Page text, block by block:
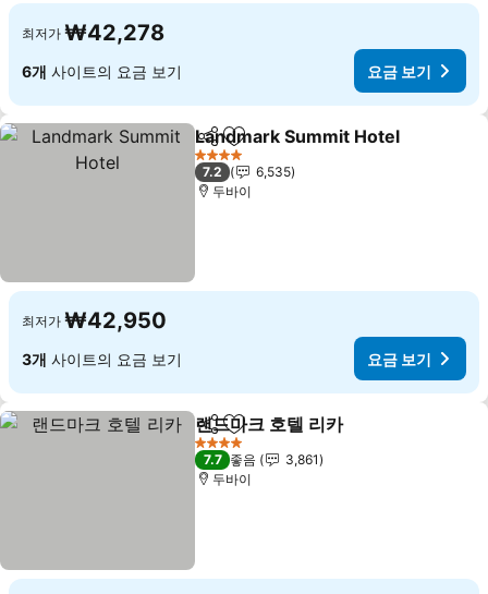
최저가 ₩42,278
6개 사이트의 요금 보기 요금 보기
공유 즐겨찾기에 추가
Landmark Summit Hotel
4 성급
7.2
6,535
두바이
최저가 ₩42,950
3개 사이트의 요금 보기 요금 보기
공유 즐겨찾기에 추가
랜드마크 호텔 리카
4 성급
7.7 좋음
3,861
두바이